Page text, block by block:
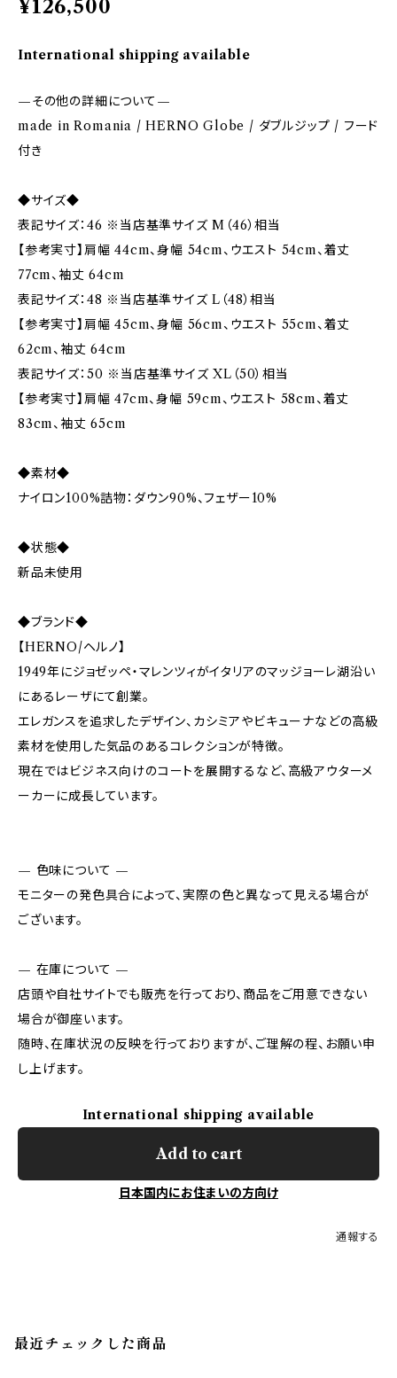
¥126,500
International shipping available
—その他の詳細について—
made in Romania / HERNO Globe / ダブルジップ / フード
付き
◆サイズ◆
表記サイズ：46 ※当店基準サイズ M（46）相当
【参考実寸】肩幅 44cm、身幅 54cm、ウエスト 54cm、着丈
77cm、袖丈 64cm
表記サイズ：48 ※当店基準サイズ L（48）相当
【参考実寸】肩幅 45cm、身幅 56cm、ウエスト 55cm、着丈
62cm、袖丈 64cm
表記サイズ：50 ※当店基準サイズ XL（50）相当
【参考実寸】肩幅 47cm、身幅 59cm、ウエスト 58cm、着丈
83cm、袖丈 65cm
◆素材◆
ナイロン100%詰物：ダウン90%、フェザー10%
◆状態◆
新品未使用
◆ブランド◆
【HERNO/ヘルノ】
1949年にジョゼッペ・マレンツィがイタリアのマッジョーレ湖沿い
にあるレーザにて創業。
エレガンスを追求したデザイン、カシミアやビキューナなどの高級
素材を使用した気品のあるコレクションが特徴。
現在ではビジネス向けのコートを展開するなど、高級アウターメ
ーカーに成長しています。
— 色味について —
モニターの発色具合によって、実際の色と異なって見える場合が
ございます。
— 在庫について —
店頭や自社サイトでも販売を行っており、商品をご用意できない
場合が御座います。
随時、在庫状況の反映を行っておりますが、ご理解の程、お願い申
し上げます。
International shipping available
Add to cart
日本国内にお住まいの方向け
通報する
最近チェックした商品